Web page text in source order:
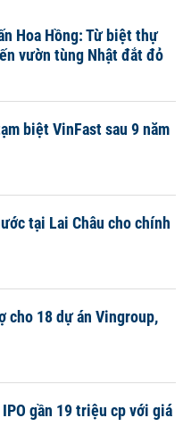
Hoa Hồng: Từ biệt thự
vườn tùng Nhật đắt đỏ
biệt VinFast sau 9 năm
tại Lai Châu cho chính
cho 18 dự án Vingroup,
gần 19 triệu cp với giá